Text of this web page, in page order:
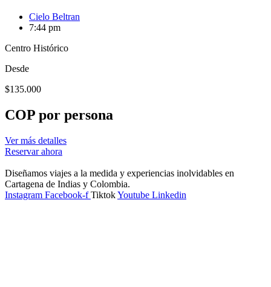
Cielo Beltran
7:44 pm
Centro Histórico
Desde
$135.000
COP por persona
Ver más detalles
Reservar ahora
Diseñamos viajes a la medida y experiencias inolvidables en
Cartagena de Indias y Colombia.
Instagram Facebook-f TiktokYoutube Linkedin